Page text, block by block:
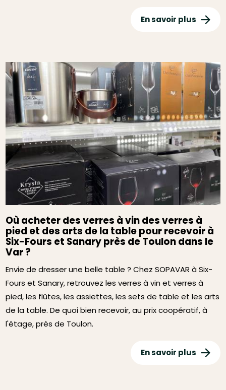
En savoir plus
Où acheter des verres à vin des verres à
pied et des arts de la table pour recevoir à
Six-Fours et Sanary près de Toulon dans le
Var ?
Envie de dresser une belle table ? Chez SOPAVAR à Six-
Fours et Sanary, retrouvez les verres à vin et verres à
pied, les flûtes, les assiettes, les sets de table et les arts
de la table. De quoi bien recevoir, au prix coopératif, à
l'étage, près de Toulon.
En savoir plus